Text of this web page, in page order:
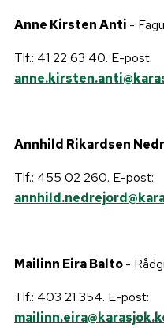
Anne Kirsten Anti -
Tlf.: 41 22 63 40. E-post:
Annhild Rikardsen
Tlf.: 455 02 260. E-post:
Mailinn Eira Balto-
Tlf.: 403 21 354. E-post: